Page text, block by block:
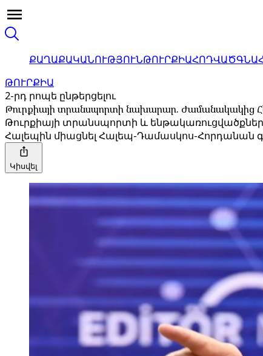
ՔԱՂԱՔԱԿԱՆՈՒԹՅՈՒՆԹՈՒՐՔԻԱՀՈԴՎԱԾ
ԹՈՒՐՔԻԱ
2-րդ րոպե ընթերցելու
Թուրքիայի տրանսպորտի նախարար. Ժամանակակից
Թուրքիայի տրանսպորտի և
Հալեպին միացնել Հալեպ-Դամասկոս-Հորդանան
Կիսվել